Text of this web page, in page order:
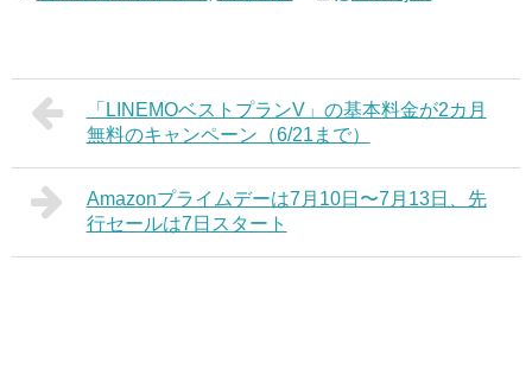
「LINEMOベストプランV」の基本料金が2カ月
無料のキャンペーン（6/21まで）
Amazonプライムデーは7月10日〜7月13日、先
行セールは7日スタート